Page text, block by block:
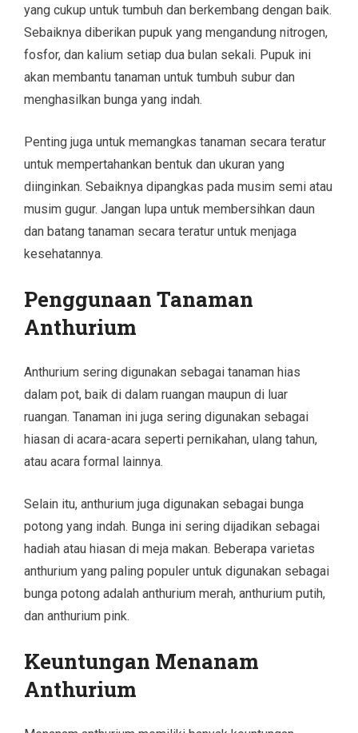
yang cukup untuk tumbuh dan berkembang dengan baik.
Sebaiknya diberikan pupuk yang mengandung nitrogen,
fosfor, dan kalium setiap dua bulan sekali. Pupuk ini
akan membantu tanaman untuk tumbuh subur dan
menghasilkan bunga yang indah.
Penting juga untuk memangkas tanaman secara teratur
untuk mempertahankan bentuk dan ukuran yang
diinginkan. Sebaiknya dipangkas pada musim semi atau
musim gugur. Jangan lupa untuk membersihkan daun
dan batang tanaman secara teratur untuk menjaga
kesehatannya.
Penggunaan Tanaman
Anthurium
Anthurium sering digunakan sebagai tanaman hias
dalam pot, baik di dalam ruangan maupun di luar
ruangan. Tanaman ini juga sering digunakan sebagai
hiasan di acara-acara seperti pernikahan, ulang tahun,
atau acara formal lainnya.
Selain itu, anthurium juga digunakan sebagai bunga
potong yang indah. Bunga ini sering dijadikan sebagai
hadiah atau hiasan di meja makan. Beberapa varietas
anthurium yang paling populer untuk digunakan sebagai
bunga potong adalah anthurium merah, anthurium putih,
dan anthurium pink.
Keuntungan Menanam
Anthurium